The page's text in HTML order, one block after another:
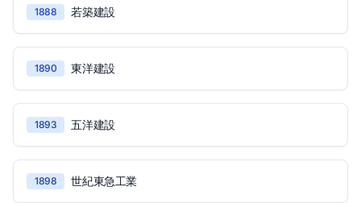
1888 若築建設
1890 東洋建設
1893 五洋建設
1898 世紀東急工業